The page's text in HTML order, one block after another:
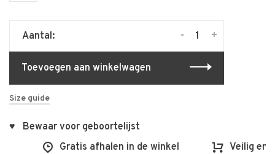
Aantal: +
-
Toevoegen aan winkelwagen
Size guide
♥ Bewaar voor geboortelijst
Gratis afhalen in de winkel
Veilig en